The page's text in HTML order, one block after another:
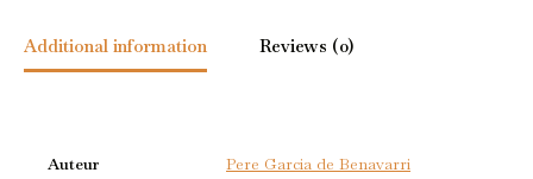
Additional information Reviews (0)
Auteur Pere Garcia de Benavarri